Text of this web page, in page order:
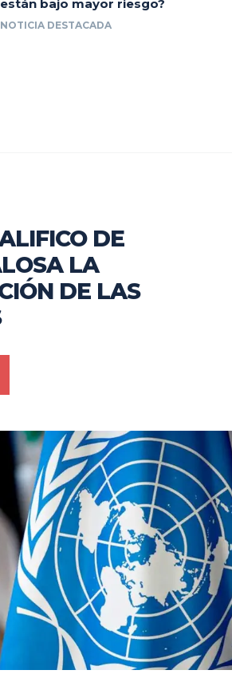
están bajo mayor riesgo?
NOTICIA DESTACADA